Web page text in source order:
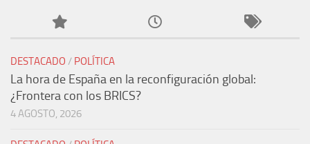
DESTACADO / POLÍTICA
La hora de España en la reconfiguración global:
¿Frontera con los BRICS?
4 AGOSTO, 2026